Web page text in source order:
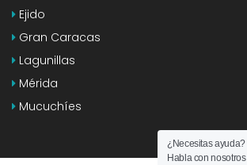
Ejido
Gran Caracas
Lagunillas
Mérida
Mucuchíes
¿Necesitas ayuda?
Habla con nosotros